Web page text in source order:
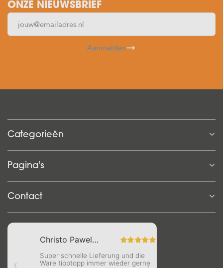
ONZE NIEUWSBRIEF
Aanmelden
Categorieën
Pagina's
Contact